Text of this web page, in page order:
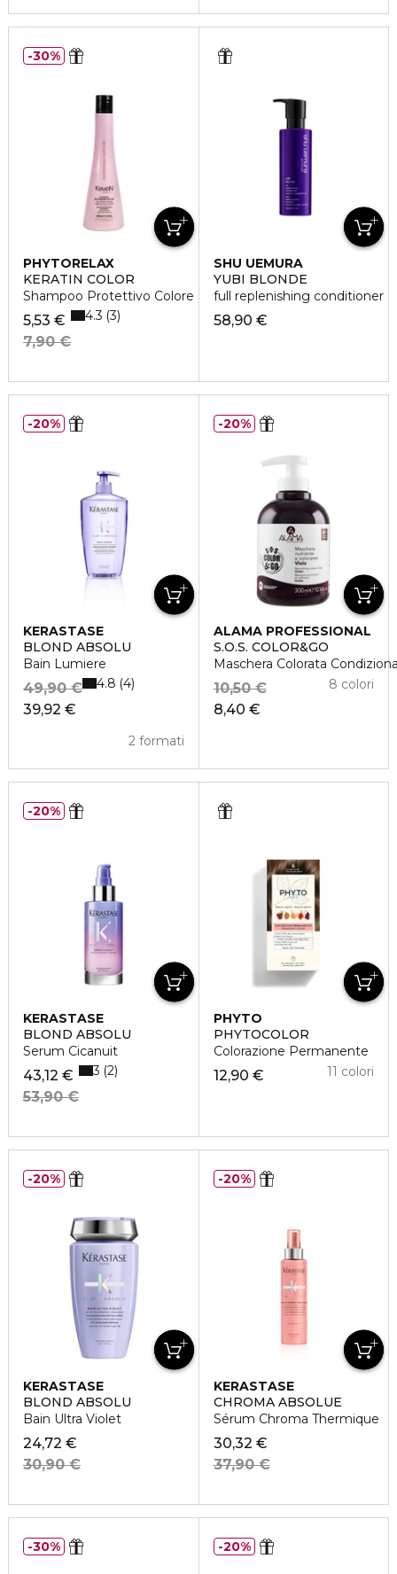
PHYTORELAX
KERATIN COLOR
Shampoo Protettivo Colore
5,53 €
7,90 €
4.3 3
30%
SHU UEMURA
YUBI BLONDE
full replenishing conditioner
58,90 €
KERASTASE
BLOND ABSOLU
Bain Lumiere
39,92 €
49,90 €
2 formati
4.8 4
20%
ALAMA PROFESSIONAL
S.O.S. COLOR&GO
Maschera Colorata
8,40 €
10,50 € 8 colori
20%
KERASTASE
BLOND ABSOLU
Serum Cicanuit
43,12 €
53,90 €
3 2
20%
PHYTO
PHYTOCOLOR
Colorazione Permanente
12,90 € 11 colori
KERASTASE
BLOND ABSOLU
Bain Ultra Violet
24,72 €
30,90 €
20%
KERASTASE
CHROMA ABSOLUE
Sérum Chroma Thermique
30,32 €
37,90 €
20%
30% 20%